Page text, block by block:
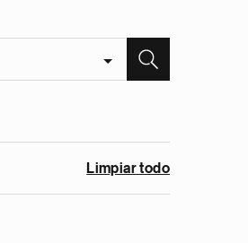
Limpiar todo